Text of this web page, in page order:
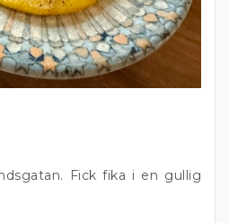
Fick fika i en gullig